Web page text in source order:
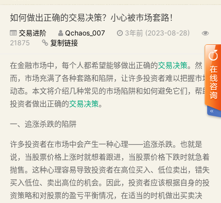
如何做出正确的交易决策？小心被市场套路！
交易进阶 Qchaos_007
3年前 (2023-08-28)
21875
复制链接
在金融市场中，每个人都希望能够做出正确的交易决策。然
而，市场充满了各种套路和陷阱，让许多投资者难以把握市场
动态。本文将介绍几种常见的市场陷阱和如何避免它们，帮助
投资者做出正确的交易决策。
一、追涨杀跌的陷阱
许多投资者在市场中会产生一种心理——追涨杀跌。也就是
说，当股票价格上涨时就想着跟进，当股票价格下跌时就急着
抛售。这种心理容易导致投资者在高位买入、低位卖出，错失
买入低位、卖出高位的机会。因此，投资者应该根据自身的投
资策略和对股票的盈亏平衡情况，在适当的时机做出买卖决